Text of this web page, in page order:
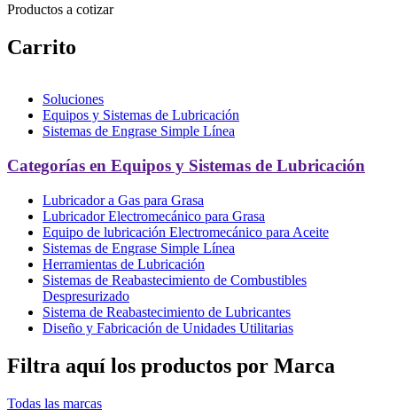
Productos a cotizar
Carrito
Soluciones
Equipos y Sistemas de Lubricación
Sistemas de Engrase Simple Línea
Categorías en Equipos y Sistemas de Lubricación
Lubricador a Gas para Grasa
Lubricador Electromecánico para Grasa
Equipo de lubricación Electromecánico para Aceite
Sistemas de Engrase Simple Línea
Herramientas de Lubricación
Sistemas de Reabastecimiento de Combustibles
Despresurizado
Sistema de Reabastecimiento de Lubricantes
Diseño y Fabricación de Unidades Utilitarias
Filtra aquí los productos por Marca
Todas las marcas